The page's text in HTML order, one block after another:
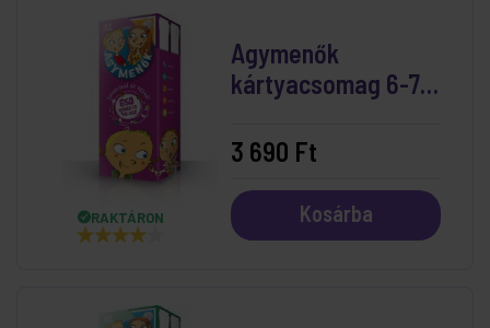
RAKTÁRON
Agymenők
kártyacsomag 6-7
3 690 Ft
Kosárba